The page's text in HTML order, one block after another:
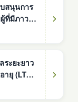
สนุนการ
ที่มีภาวะ
กราคม
ระยะยาว
ยุ (LTC)
ลส่ง